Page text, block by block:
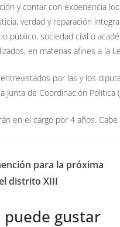
y contar con experiencia
verdad y reparación
público, sociedad civil o
en materias afines a la
por las y los
Junta de Coordinación Política
en el cargo por 4 años.
para la próxima
distrito XIII
gustar